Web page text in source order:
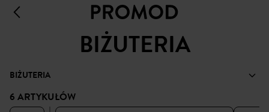
BIŻUTERIA
BIŻUTERIA
6 ARTYKUŁÓW